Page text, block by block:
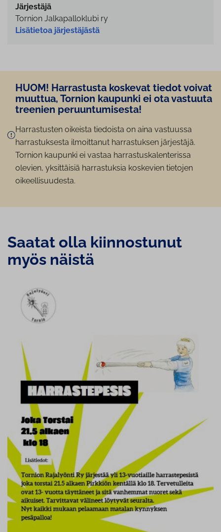
Järjestäjä
Tornion Jalkapalloklubi ry
Lisätietoa järjestäjästä
HUOM! Harrastusta koskevat tiedot voivat
muuttua, Tornion kaupunki ei ota vastuuta
treenien pe­ruun­tu­mi­ses­ta!
Harrastusten oikeista tiedoista on aina vastuussa
harrastuksesta ilmoittanut harrastuksen järjestäjä.
Tornion kaupunki ei vastaa harrastuskalenterissa
olevien, yksittäisiä harrastuksia koskevien tietojen
oikeellisuudesta.
Saatat olla kiin­nos­tu­nut
myös näistä